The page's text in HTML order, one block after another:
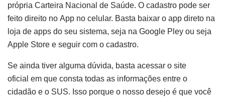
própria Carteira Nacional de Saúde. O cadastro pode ser
feito direito no App no celular. Basta baixar o app direto na
loja de apps do seu sistema, seja na Google Pley ou seja
Apple Store e seguir com o cadastro.
Se ainda tiver alguma dúvida, basta acessar o site
oficial em que consta todas as informações entre o
cidadão e o SUS. Isso porque o nosso desejo é que você